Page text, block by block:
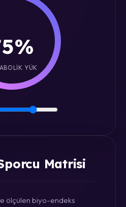
YÜK
Matrisi
ölçülen biyo-endeks